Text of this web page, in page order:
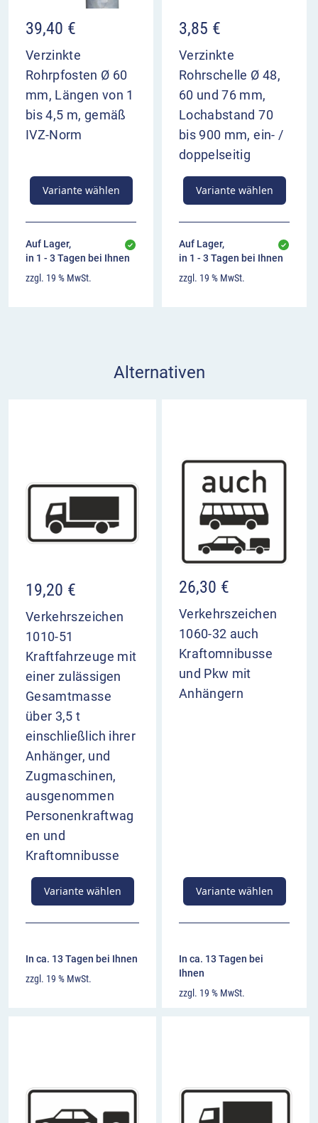
39,40 €
Verzinkte
Rohrpfosten Ø 60
mm, Längen von 1
bis 4,5 m, gemäß
IVZ-Norm
Variante wählen
Auf Lager,
in 1 - 3 Tagen bei Ihnen
zzgl. 19 % MwSt.
3,85 €
Verzinkte
Rohrschelle Ø 48,
60 und 76 mm,
Lochabstand 70
bis 900 mm, ein- /
doppelseitig
Variante wählen
Auf Lager,
in 1 - 3 Tagen bei Ihnen
zzgl. 19 % MwSt.
Alternativen
19,20 €
Verkehrszeichen
1010-51
Kraftfahrzeuge mit
einer zulässigen
Gesamtmasse
über 3,5 t
einschließlich ihrer
Anhänger, und
Zugmaschinen,
ausgenommen
Personenkraftwag
en und
Kraftomnibusse
Variante wählen
In ca. 13 Tagen bei Ihnen
zzgl. 19 % MwSt.
26,30 €
Verkehrszeichen
1060-32 auch
Kraftomnibusse
und Pkw mit
Anhängern
Variante wählen
In ca. 13 Tagen bei
Ihnen
zzgl. 19 % MwSt.